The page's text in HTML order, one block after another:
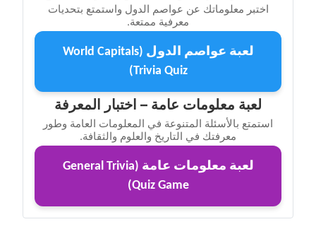
اختبر معلوماتك عن عواصم الدول واستمتع بتحديات
معرفية ممتعة.
لعبة عواصم الدول (World Capitals
Trivia Quiz)
لعبة معلومات عامة – اختبار المعرفة
استمتع بالأسئلة المتنوعة في المعلومات العامة وطور
معرفتك في التاريخ والعلوم والثقافة.
لعبة معلومات عامة (General Trivia
Quiz Game)